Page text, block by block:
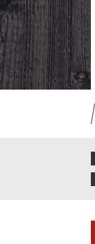
ペ
ー
ジ
の
先
頭
メ
ニ
ュ
ー
を
飛